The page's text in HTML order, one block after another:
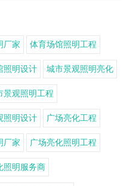
厂家 体育场馆照明工程
照明设计 城市景观照明亮化
景观照明工程
照明设计 广场亮化工程
厂家 广场亮化照明工程
照明服务商